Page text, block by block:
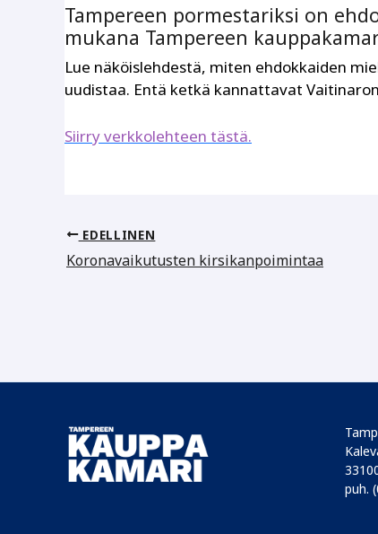
Tampereen pormestariksi on
mukana Tampereen
Lue näköislehdestä, miten ehdokkaiden
uudistaa. Entä ketkä kannattavat
Siirry verkkolehteen tästä.
EDELLINEN
Koronavaikutusten kirsikanpoimintaa
puh.